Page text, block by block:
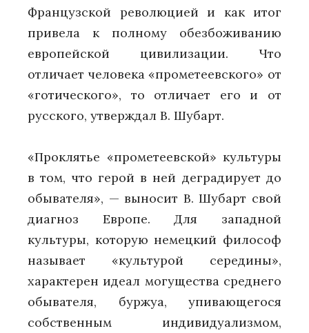
Французской революцией и как итог
привела к полному обезбоживанию
европейской цивилизации. Что
отличает человека «прометеевского» от
«готического», то отличает его и от
русского, утверждал В. Шубарт.
«Проклятье «прометеевской» культуры
в том, что герой в ней деградирует до
обывателя», — выносит В. Шубарт свой
диагноз Европе. Для западной
культуры, которую немецкий философ
называет «культурой середины»,
характерен идеал могущества среднего
обывателя, буржуа, упивающегося
собственным индивидуализмом,